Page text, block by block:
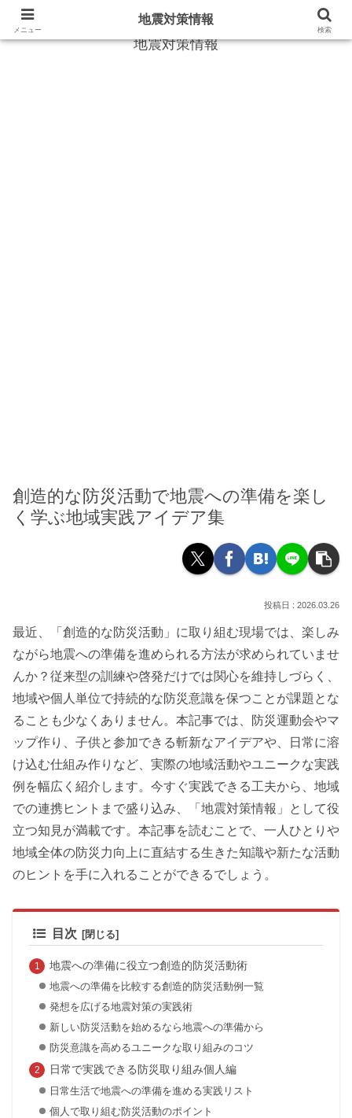
地震対策情報
創造的な防災活動で地震への準備を楽し
く学ぶ地域実践アイデア集
2026.03.26
最近、「創造的な防災活動」に取り組む現場では、楽しみ
ながら地震への準備を進められる方法が求められていませ
んか？従来型の訓練や啓発だけでは関心を維持しづらく、
地域や個人単位で持続的な防災意識を保つことが課題とな
ることも少なくありません。本記事では、防災運動会やマ
ップ作り、子供と参加できる斬新なアイデアや、日常に溶
け込む仕組み作りなど、実際の地域活動やユニークな実践
例を幅広く紹介します。今すぐ実践できる工夫から、地域
での連携ヒントまで盛り込み、「地震対策情報」として役
立つ知見が満載です。本記事を読むことで、一人ひとりや
地域全体の防災力向上に直結する生きた知識や新たな活動
のヒントを手に入れることができるでしょう。
目次
地震への準備に役立つ創造的防災活動術
地震への準備を比較する創造的防災活動例一覧
発想を広げる地震対策の実践術
新しい防災活動を始めるなら地震への準備から
防災意識を高めるユニークな取り組みのコツ
日常で実践できる防災取り組み個人編
日常生活で地震への準備を進める実践リスト
個人で取り組む防災活動のポイント
メニュー
地震対策情報
検索